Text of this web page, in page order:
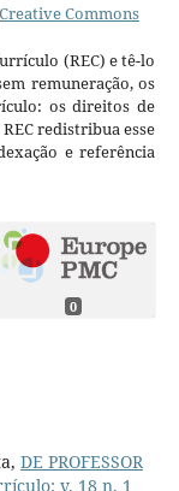
Creative Commons
(REC) e tê-lo
remuneração, os
os direitos de
redistribua esse
e referência
0
DE PROFESSOR
v. 18 n. 1